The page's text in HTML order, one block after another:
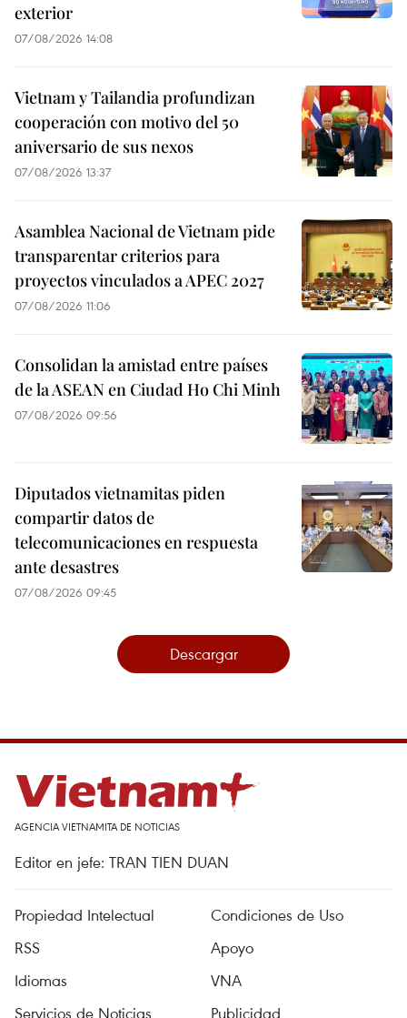
exterior
07/08/2026 14:08
Vietnam y Tailandia profundizan
cooperación con motivo del 50
aniversario de sus nexos
07/08/2026 13:37
Asamblea Nacional de Vietnam pide
transparentar criterios para
proyectos vinculados a APEC 2027
07/08/2026 11:06
Consolidan la amistad entre países
de la ASEAN en Ciudad Ho Chi Minh
07/08/2026 09:56
Diputados vietnamitas piden
compartir datos de
telecomunicaciones en respuesta
ante desastres
07/08/2026 09:45
Descargar
AGENCIA VIETNAMITA DE NOTICIAS
Editor en jefe: TRAN TIEN DUAN
Propiedad Intelectual
Condiciones de Uso
RSS
Apoyo
Idiomas
VNA
Servicios de Noticias
Publicidad